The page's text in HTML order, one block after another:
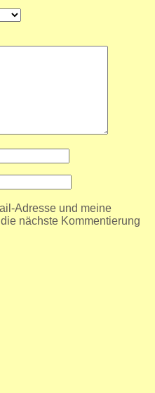
Adresse und meine
nächste Kommentierung